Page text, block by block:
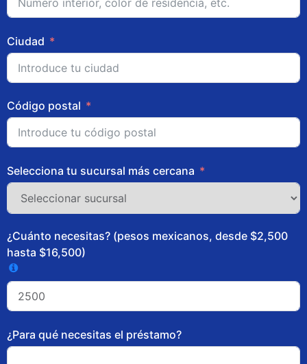
Ciudad
Código postal
Selecciona tu sucursal más cercana
¿Cuánto necesitas? (pesos mexicanos, desde $2,500
hasta $16,500)
¿Para qué necesitas el préstamo?